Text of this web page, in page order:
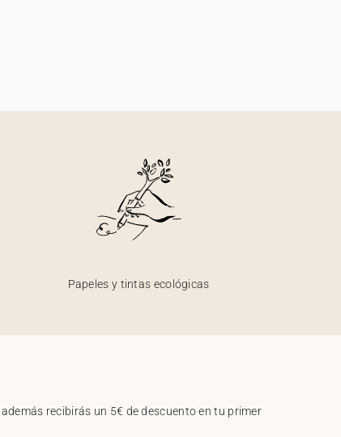
Papeles y tintas ecológicas
recibirás un 5€ de descuento en tu primer